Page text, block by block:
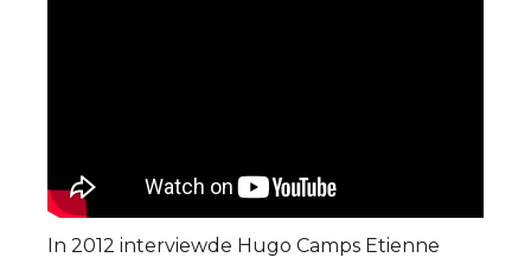
In 2012 interviewde Hugo Camps Etienne